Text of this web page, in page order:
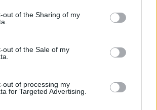
visit or usage behaviour. You may click to
to Google and its third-party tags to
below specified purposes in below Google
out of the Sharing of my
out of the Sale of my
out of processing my
for Targeted Advertising.